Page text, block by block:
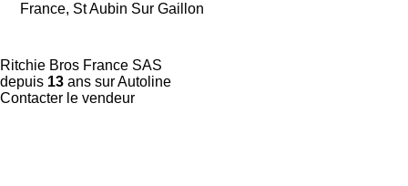
France, St Aubin Sur Gaillon
Ritchie Bros France SAS
depuis 13 ans sur Autoline
Contacter le vendeur